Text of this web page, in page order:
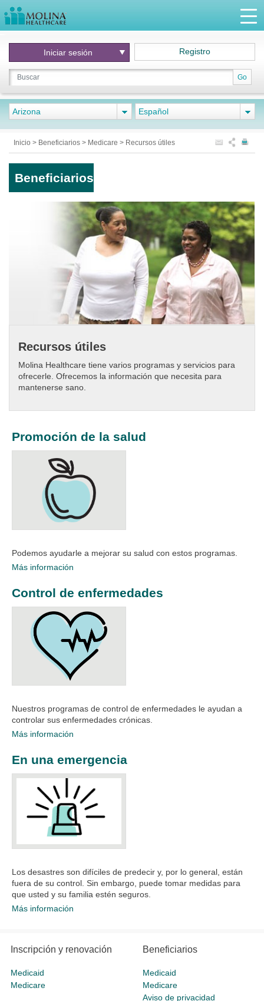
Go
Iniciar sesión Registro
Arizona Español
Inicio > Beneficiarios > Medicare > Recursos útiles
Beneficiarios
Recursos útiles
Molina Healthcare tiene varios programas y servicios para
ofrecerle. Ofrecemos la información que necesita para
mantenerse sano.
Promoción de la salud
Podemos ayudarle a mejorar su salud con estos programas.
Más información
Control de enfermedades
Nuestros programas de control de enfermedades le ayudan a
controlar sus enfermedades crónicas.
Más información
En una emergencia
Los desastres son difíciles de predecir y, por lo general, están
fuera de su control. Sin embargo, puede tomar medidas para
que usted y su familia estén seguros.
Más información
Inscripción y renovación
Medicaid
Medicare
Beneficiarios
Medicaid
Medicare
Aviso de privacidad